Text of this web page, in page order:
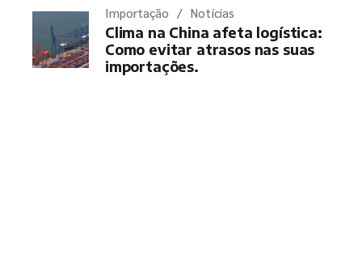
Importação Notícias
Clima na China afeta logística:
Como evitar atrasos nas suas
importações.